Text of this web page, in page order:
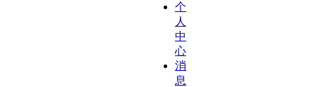
个
人
中
心
消
息